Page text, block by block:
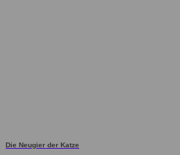
Die Neugier der Katze